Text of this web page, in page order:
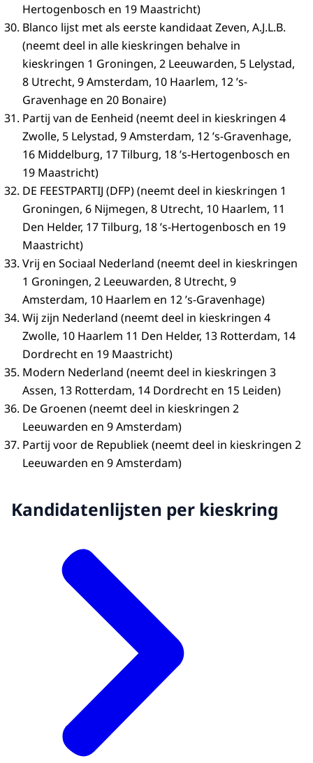
Hertogenbosch en 19 Maastricht)
Blanco lijst met als eerste kandidaat Zeven, A.J.L.B.
(neemt deel in alle kieskringen behalve in
kieskringen 1 Groningen, 2 Leeuwarden, 5 Lelystad,
8 Utrecht, 9 Amsterdam, 10 Haarlem, 12 ’s-
Gravenhage en 20 Bonaire)
Partij van de Eenheid (neemt deel in kieskringen 4
Zwolle, 5 Lelystad, 9 Amsterdam, 12 ’s-Gravenhage,
16 Middelburg, 17 Tilburg, 18 ’s-Hertogenbosch en
19 Maastricht)
DE FEESTPARTIJ (DFP) (neemt deel in kieskringen 1
Groningen, 6 Nijmegen, 8 Utrecht, 10 Haarlem, 11
Den Helder, 17 Tilburg, 18 ’s-Hertogenbosch en 19
Maastricht)
Vrij en Sociaal Nederland (neemt deel in kieskringen
1 Groningen, 2 Leeuwarden, 8 Utrecht, 9
Amsterdam, 10 Haarlem en 12 ’s-Gravenhage)
Wij zijn Nederland (neemt deel in kieskringen 4
Zwolle, 10 Haarlem 11 Den Helder, 13 Rotterdam, 14
Dordrecht en 19 Maastricht)
Modern Nederland (neemt deel in kieskringen 3
Assen, 13 Rotterdam, 14 Dordrecht en 15 Leiden)
De Groenen (neemt deel in kieskringen 2
Leeuwarden en 9 Amsterdam)
Partij voor de Republiek (neemt deel in kieskringen 2
Leeuwarden en 9 Amsterdam)
Kandidatenlijsten per kieskring